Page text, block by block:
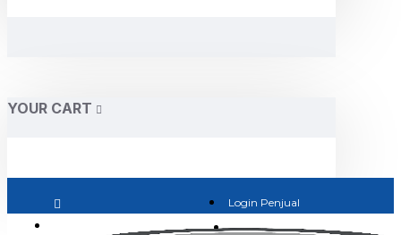
YOUR CART
Login Penjual
Jadi Penjual